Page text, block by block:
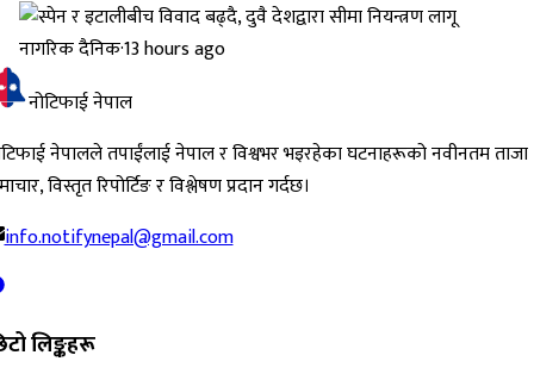
नागरिक दैनिक·13 hours ago
नोटिफाई नेपाल
नेपालले तपाईंलाई नेपाल र विश्वभर भइरहेका घटनाहरूको नवीनतम ताजा
विस्तृत रिपोर्टिङ र विश्लेषण प्रदान गर्दछ।
info.notifynepal@gmail.com
लिङ्कहरू